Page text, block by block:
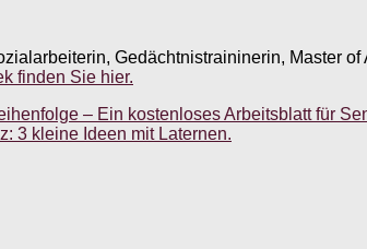
Gedächtnistraininerin, Master
finden Sie hier.
– Ein kostenloses Arbeitsblatt für
3 kleine Ideen mit Laternen.